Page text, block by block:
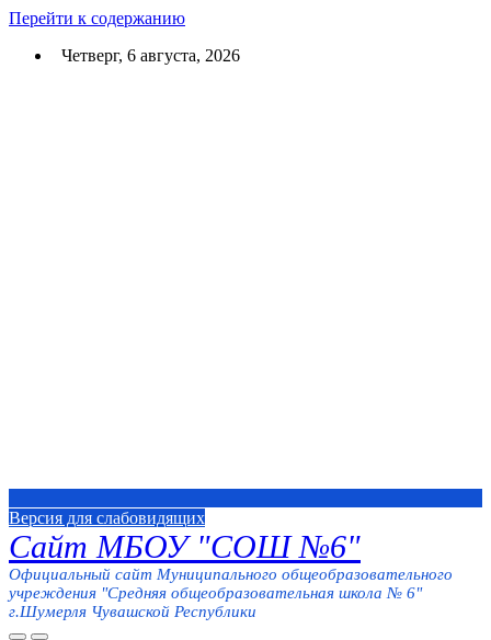
Перейти к содержанию
Четверг, 6 августа, 2026
Версия для слабовидящих
Сайт МБОУ "СОШ №6"
Официальный сайт Муниципального общеобразовательного
учреждения "Средняя общеобразовательная школа № 6"
г.Шумерля Чувашской Республики